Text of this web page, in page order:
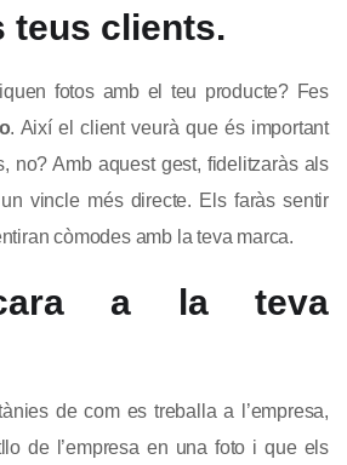
teus clients.
fotos amb el teu producte? Fes
. Així el client veurà que és important
no? Amb aquest gest, fidelitzaràs als
vincle més directe. Els faràs sentir
còmodes amb la teva marca.
a la teva
de com es treballa a l’empresa,
de l’empresa en una foto i que els